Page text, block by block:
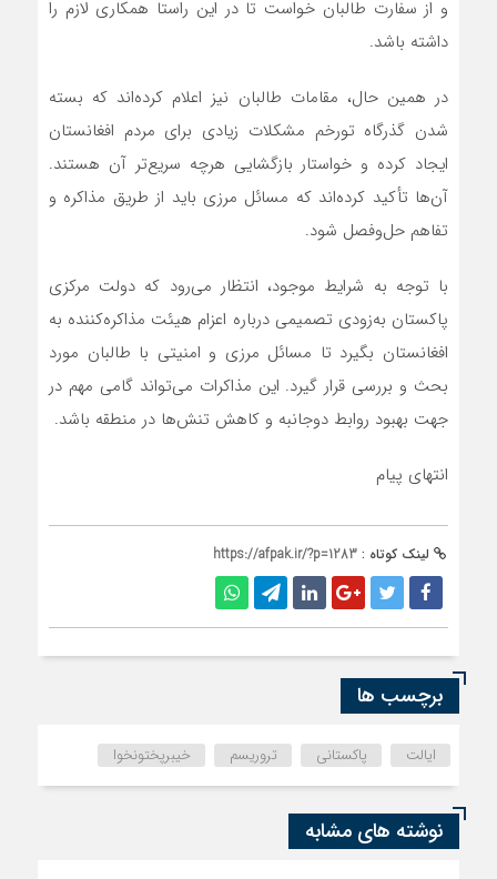
و از سفارت طالبان خواست تا در این راستا همکاری لازم را
داشته باشد.
در همین حال، مقامات طالبان نیز اعلام کرده‌اند که بسته
شدن گذرگاه تورخم مشکلات زیادی برای مردم افغانستان
ایجاد کرده و خواستار بازگشایی هرچه سریع‌تر آن هستند.
آن‌ها تأکید کرده‌اند که مسائل مرزی باید از طریق مذاکره و
تفاهم حل‌وفصل شود.
با توجه به شرایط موجود، انتظار می‌رود که دولت مرکزی
پاکستان به‌زودی تصمیمی درباره اعزام هیئت مذاکره‌کننده به
افغانستان بگیرد تا مسائل مرزی و امنیتی با طالبان مورد
بحث و بررسی قرار گیرد. این مذاکرات می‌تواند گامی مهم در
جهت بهبود روابط دوجانبه و کاهش تنش‌ها در منطقه باشد.
انتهای پیام
لینک کوتاه : https://afpak.ir/?p=1283
برچسب ها
ایالت پاکستانی تروریسم خیبرپختونخوا
نوشته های مشابه